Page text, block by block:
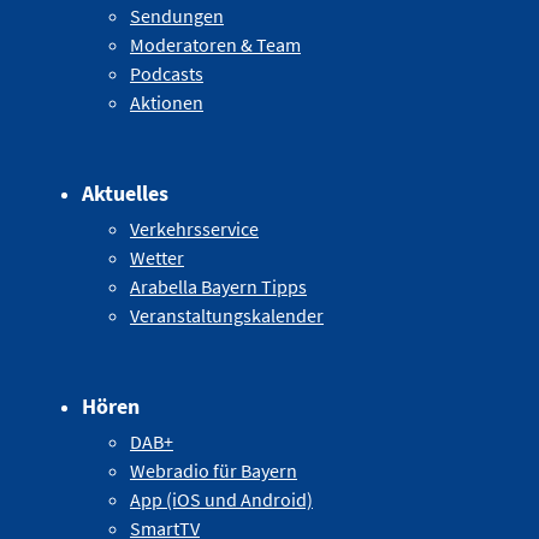
Sendungen
Moderatoren & Team
Podcasts
Aktionen
Aktuelles
Verkehrsservice
Wetter
Arabella Bayern Tipps
Veranstaltungskalender
Hören
DAB+
Webradio für Bayern
App (iOS und Android)
SmartTV